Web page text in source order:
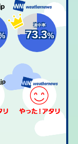
適中率
73.3%